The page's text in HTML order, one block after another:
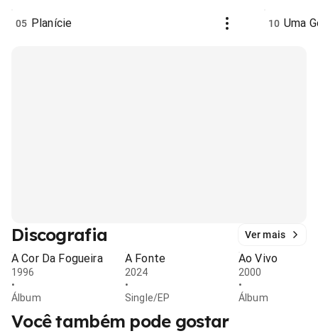
05 Planície 10 Uma
Discografia Ver mais
A Cor Da Fogueira
1996
•
Álbum
A Fonte
2024
•
Single/EP
Ao Vivo
2000
•
Álbum
Você também pode gostar